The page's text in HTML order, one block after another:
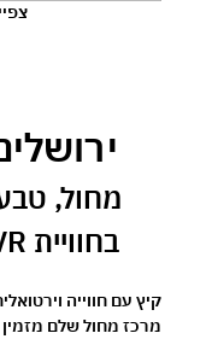
צפייה
מחול,
בחוויית VR ירושלמית ייחודית.
קיץ עם חווייה
מרכז מחול שלם מזמין